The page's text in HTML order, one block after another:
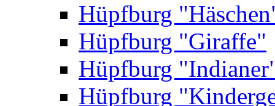
Hüpfburg
Hüpfburg "Giraffe"
Hüpfburg
Hüpfburg